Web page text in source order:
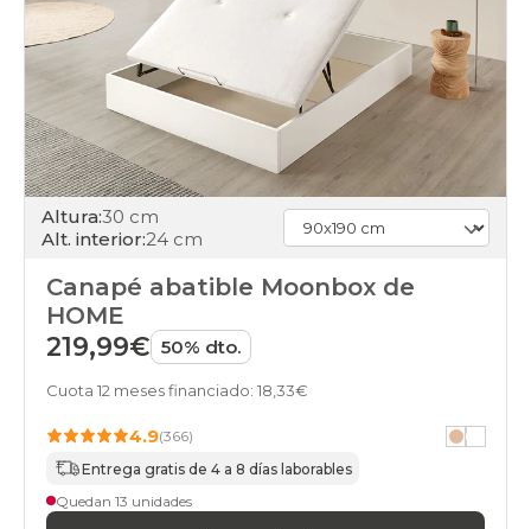
160x180cm-
online
black-
days
canapes-
abatibles
80x180cm-
unfrente
online
black-
canapes-
black-
160x190cm-
Altura:30 cm
Alt. interior:24 cm
Canapé abatible Moonbox de
HOME
219,99€ 50% dto.
Cuota 12 meses financiado: 18,33€
4.9(366)
Entrega gratis de 4 a 8 días laborables
Quedan 13 unidades